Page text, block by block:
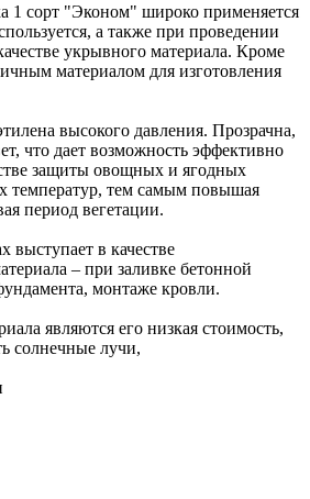
1 сорт "Эконом" широко применяется
а также при проведении
укрывного материала. Кроме
материалом для изготовления
высокого давления. Прозрачна,
что дает возможность эффективно
защиты овощных и ягодных
температур, тем самым повышая
период вегетации.
выступает в качестве
– при заливке бетонной
монтаже кровли.
являются его низкая стоимость,
солнечные лучи,